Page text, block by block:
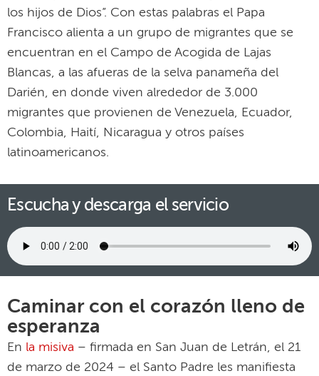
los hijos de Dios”. Con estas palabras el Papa
Francisco alienta a un grupo de migrantes que se
encuentran en el Campo de Acogida de Lajas
Blancas, a las afueras de la selva panameña del
Darién, en donde viven alrededor de 3.000
migrantes que provienen de Venezuela, Ecuador,
Colombia, Haití, Nicaragua y otros países
latinoamericanos.
Escucha y descarga el servicio
Caminar con el corazón lleno de
esperanza
En la misiva – firmada en San Juan de Letrán, el 21
de marzo de 2024 – el Santo Padre les manifiesta